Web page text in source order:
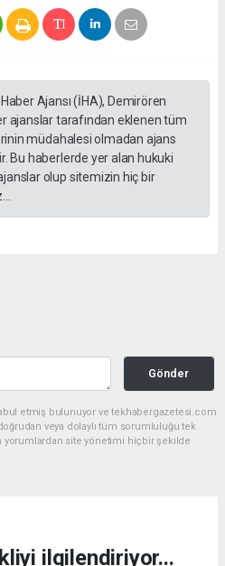
Ajansı (İHA), Demirören
ajanslar tarafından eklenen tüm
müdahalesi olmadan ajans
Bu haberlerde yer alan hukuki
olup sitemizin hiç bir
Gönder
etmiş bulunuyor ve tekhabergazetesi.com
veya dolaylı tüm sorumluluğu tek
yorumlardan site yönetimi hiçbir şekilde
ilgilendiriyor...